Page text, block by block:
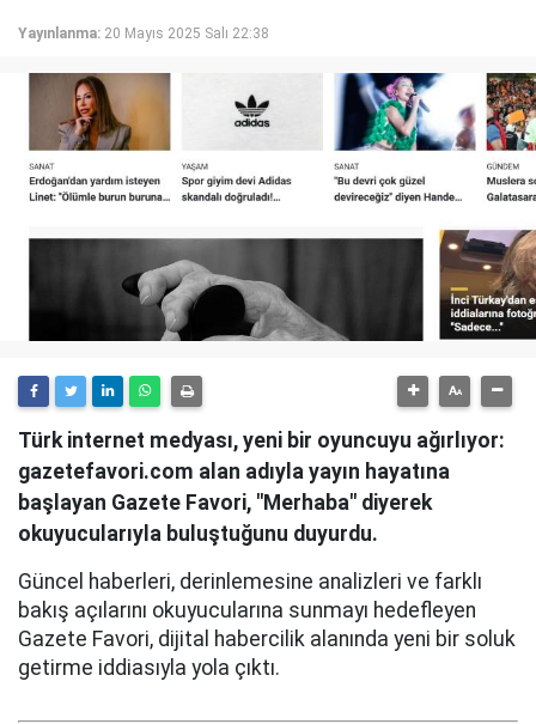
Yayınlanma: 20 Mayıs 2025 Salı 22:38
Türk internet medyası, yeni bir oyuncuyu ağırlıyor:
gazetefavori.com alan adıyla yayın hayatına
başlayan Gazete Favori, "Merhaba" diyerek
okuyucularıyla buluştuğunu duyurdu.
Güncel haberleri, derinlemesine analizleri ve farklı
bakış açılarını okuyucularına sunmayı hedefleyen
Gazete Favori, dijital habercilik alanında yeni bir soluk
getirme iddiasıyla yola çıktı.